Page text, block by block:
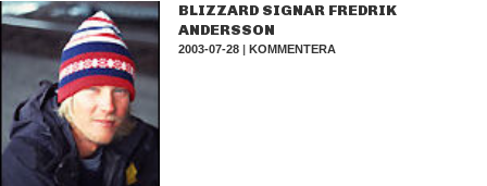
BLIZZARD SIGNAR FREDRIK
ANDERSSON
2003-07-28 |KOMMENTERA